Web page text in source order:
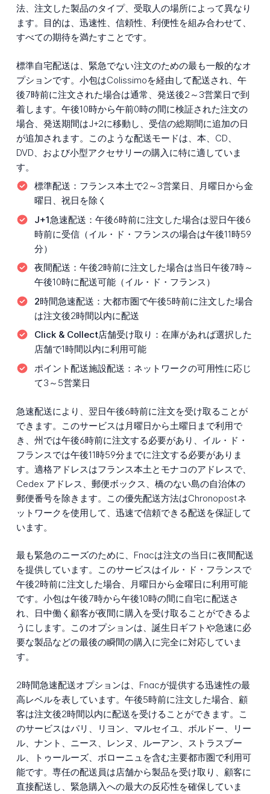
法、注文した製品のタイプ、受取人の場所によって異なり
ます。目的は、迅速性、信頼性、利便性を組み合わせて、
すべての期待を満たすことです。
標準自宅配送は、緊急でない注文のための最も一般的なオ
プションです。小包はColissimoを経由して配送され、午
後7時前に注文された場合は通常、発送後2～3営業日で到
着します。午後10時から午前0時の間に検証された注文の
場合、発送期間はJ+2に移動し、受信の総期間に追加の日
が追加されます。このような配送モードは、本、CD、
DVD、および小型アクセサリーの購入に特に適していま
す。
標準配送： フランス本土で2～3営業日、月曜日から金
曜日、祝日を除く
J+1急速配送： 午後6時前に注文した場合は翌日午後6
時前に受信（イル・ド・フランスの場合は午後11時59
分）
夜間配送： 午後2時前に注文した場合は当日午後7時～
午後10時に配送可能（イル・ド・フランス）
2時間急速配送： 大都市圏で午後5時前に注文した場合
は注文後2時間以内に配送
Click & Collect店舗受け取り： 在庫があれば選択した
店舗で1時間以内に利用可能
ポイント配送施設配送： ネットワークの可用性に応じ
て3～5営業日
急速配送により、翌日午後6時前に注文を受け取ることが
できます。このサービスは月曜日から土曜日まで利用で
き、州では午後6時前に注文する必要があり、イル・ド・
フランスでは午後11時59分までに注文する必要がありま
す。適格アドレスはフランス本土とモナコのアドレスで、
Cedex アドレス、郵便ボックス、橋のない島の自治体の
郵便番号を除きます。この優先配送方法はChronopostネ
ットワークを使用して、迅速で信頼できる配送を保証して
います。
最も緊急のニーズのために、Fnacは注文の当日に夜間配送
を提供しています。このサービスはイル・ド・フランスで
午後2時前に注文した場合、月曜日から金曜日に利用可能
です。小包は午後7時から午後10時の間に自宅に配送さ
れ、日中働く顧客が夜間に購入を受け取ることができるよ
うにします。このオプションは、誕生日ギフトや急速に必
要な製品などの最後の瞬間の購入に完全に対応していま
す。
2時間急速配送オプションは、Fnacが提供する迅速性の最
高レベルを表しています。午後5時前に注文した場合、顧
客は注文後2時間以内に配送を受けることができます。こ
のサービスはパリ、リヨン、マルセイユ、ボルドー、リー
ル、ナント、ニース、レンヌ、ルーアン、ストラスブー
ル、トゥールーズ、ボローニュを含む主要都市圏で利用可
能です。専任の配送員は店舗から製品を受け取り、顧客に
直接配送し、緊急購入への最大の反応性を確保していま